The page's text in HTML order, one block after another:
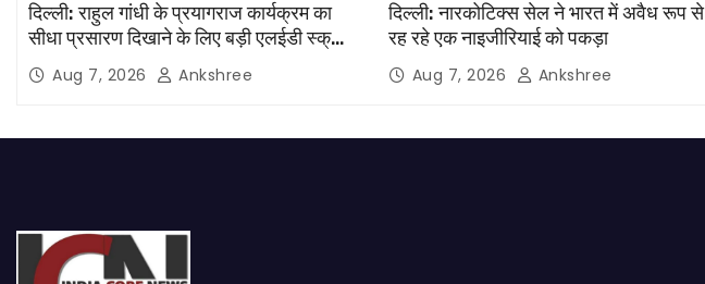
दिल्ली: राहुल गांधी के प्रयागराज कार्यक्रम का
सीधा प्रसारण दिखाने के लिए बड़ी एलईडी स्क्रीन
लगाई जाएंगी
Aug 7, 2026 Ankshree
दिल्ली: नारकोटिक्स सेल ने भारत में अवैध रूप से
रह रहे एक नाइजीरियाई को पकड़ा
Aug 7, 2026 Ankshree